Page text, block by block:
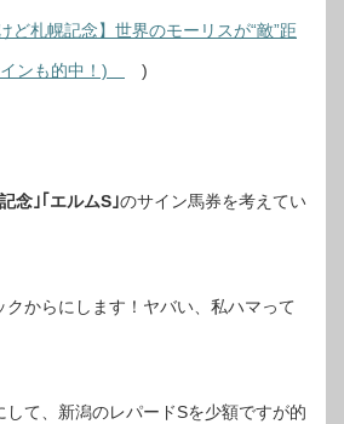
ど札幌記念】世界のモーリスが“敵”距
ンも的中！) )
念｣｢エルムS｣のサイン馬券を考えてい
からにします！ヤバい、私ハマって
て、新潟のレパードSを少額ですが的